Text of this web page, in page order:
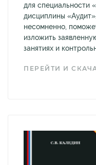
для специальности
дисциплины
несомненно,
изложить
занятиях и
ПЕРЕЙТИ И